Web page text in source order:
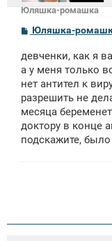
Юляшка-ромашка
С
о
б
щ
е
н
и
Юляшка-
девченки, как я
а у меня только
нет антител к
разрешить не
месяца
доктору в конце
подскажите,